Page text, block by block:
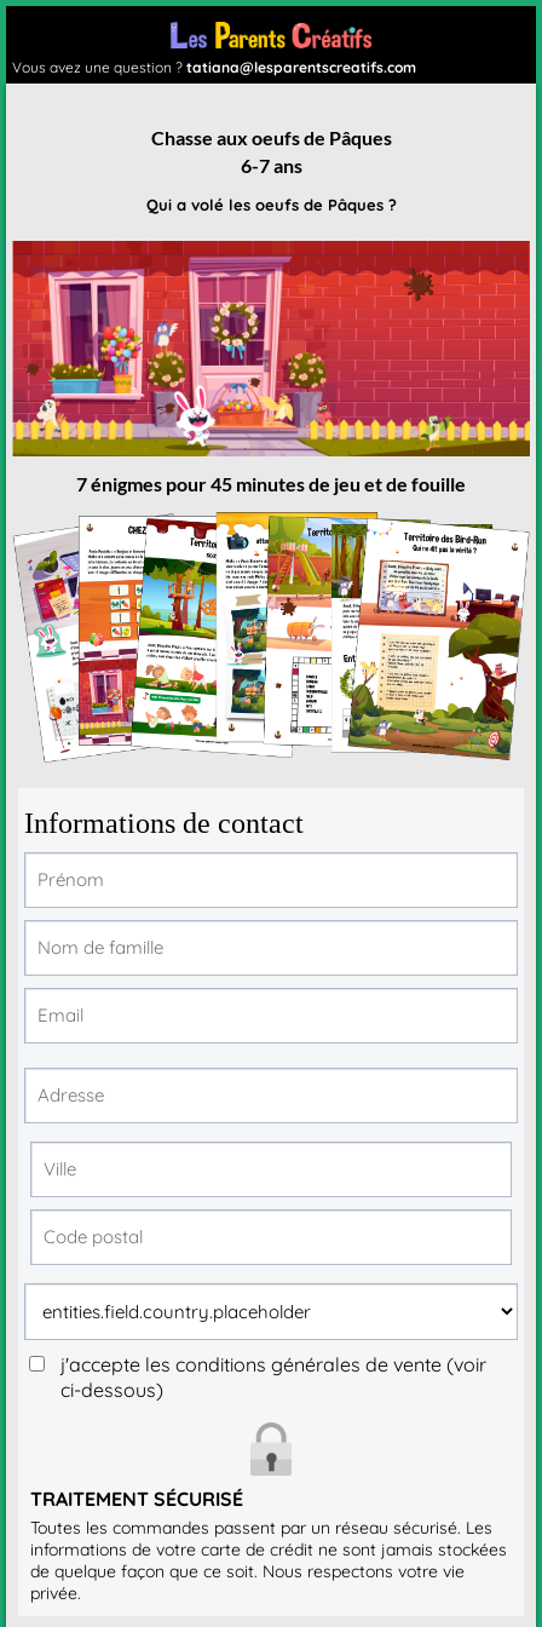
Vous avez une question ? tatiana@lesparentscreatifs.com
Chasse aux oeufs de Pâques
6-7 ans
Qui a volé les oeufs de Pâques ?
7 énigmes pour 45 minutes de jeu et de fouille
Informations de contact
j'accepte les conditions générales de vente (voir
ci-dessous)
TRAITEMENT SÉCURISÉ
Toutes les commandes passent par un réseau sécurisé. Les
informations de votre carte de crédit ne sont jamais stockées
de quelque façon que ce soit. Nous respectons votre vie
privée.